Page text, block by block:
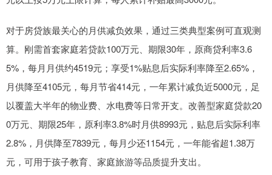
对于房贷族最关心的月供减负效果，通过三类典型案例可直观测
算。刚需首套家庭若贷款100万元、期限30年，原商贷利率3.6
5%，每月月供约4519元；享受1%贴息后实际利率降至2.65%，
月供降至4105元，每月节省414元，一年累计减负近5000元，足
以覆盖大半年的物业费、水电费等日常开支。改善型家庭贷款20
0万元、期限25年，原利率3.8%时月供8993元，贴息后实际利率
2.8%，月供降至7839元，每月少还1154元，一年能省超1.38万
元，可用于孩子教育、家庭旅游等品质提升支出。